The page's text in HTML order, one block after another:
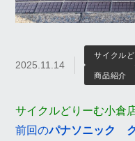
2025.11.14
サイクル
商品紹介
サイクルどりーむ小倉
前回のパナソニック